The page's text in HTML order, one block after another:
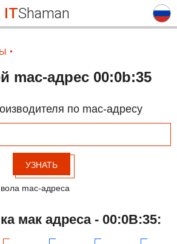
ITShaman
mac-адрес 00:0b:35
по mac-адресу
УЗНАТЬ
mac-адреса
мак адреса - 00:0B:35: